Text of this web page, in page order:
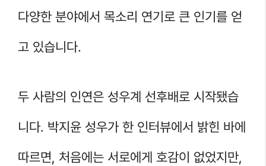
다양한 분야에서 목소리 연기로 큰 인기를 얻
고 있습니다.
두 사람의 인연은 성우계 선후배로 시작됐습
니다. 박지윤 성우가 한 인터뷰에서 밝힌 바에
따르면, 처음에는 서로에게 호감이 없었지만,